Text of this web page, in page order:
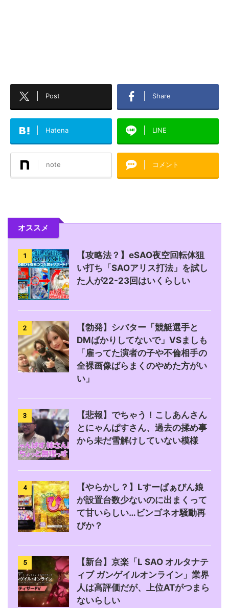
Post Share
Hatena LINE
note コメント
オススメ
1
【攻略法？】eSAO夜空回転体狙
い打ち「SAOアリス打法」を試し
た人が22-23回はいくらしい
2
【勃発】シバター「競艇選手と
DMばかりしてないで」VSましも
「雇ってた演者の子や不倫相手の
全裸画像ばらまくのやめた方がい
い」
3
【悲報】でちゃう！こしあんさん
とにゃんぱすさん、過去の揉め事
から未だ雪解けしていない模様
4
【やらかし？】Lすーぱぁびん娘
が設置台数少ないのに出まくって
て甘いらしい…ビンゴネオ騒動再
びか？
5
【新台】京楽「L SAO オルタナテ
ィブ ガンゲイルオンライン」業界
人は高評価だが、上位ATがつまら
ないらしい